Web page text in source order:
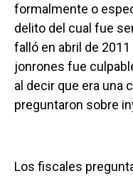
formalmente o
delito del cual fue
falló en abril de
jonrones fue
al decir que era una
preguntaron sobre
Los fiscales